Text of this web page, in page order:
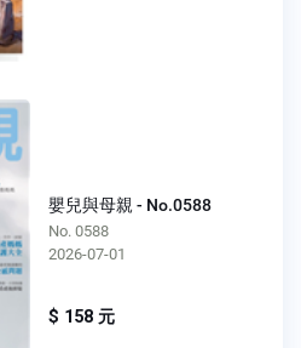
嬰兒與母親 - No.0588
No. 0588
2026-07-01
$ 158 元